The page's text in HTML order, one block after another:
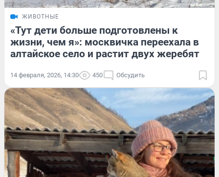
ЖИВОТНЫЕ
«Тут дети больше подготовлены к
жизни, чем я»: москвичка переехала в
алтайское село и растит двух жеребят
14 февраля, 2026, 14:30 450 Обсудить